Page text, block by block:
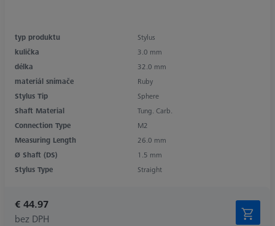
typ produktu
Stylus
kulička
3.0 mm
délka
32.0 mm
materiál snímače
Ruby
Stylus Tip
Sphere
Shaft Material
Tung. Carb.
Connection Type
M2
Measuring Length
26.0 mm
Ø Shaft (DS)
1.5 mm
Stylus Type
Straight
€ 44.97
bez DPH